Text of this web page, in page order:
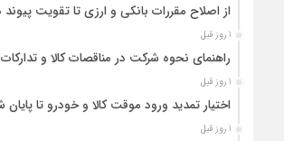
از اصلاح مقررات بانکی و ارزی تا تقویت
1 روز قبل
راهنمای نحوه شرکت در مناقصات کالا و
1 روز قبل
اختیار تمدید ورود موقت کالا و خودرو تا پایان
1 روز قبل